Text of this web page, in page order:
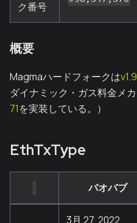
ク番号
概要
Magmaハードフォークは
ダイナミック・ガス料金メカ
71を実装している。）
EthTxType
バオバブ
3月 27, 2022